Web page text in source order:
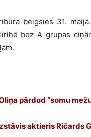
beigsies 31.
bez A grupas
pārdod “somu
aktieris Ričards